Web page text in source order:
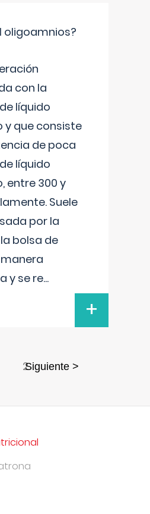
oligoamnios?
con la
líquido
y que consiste
de poca
líquido
entre 300 y
Suele
por la
bolsa de
y se re...
+
2Siguiente >